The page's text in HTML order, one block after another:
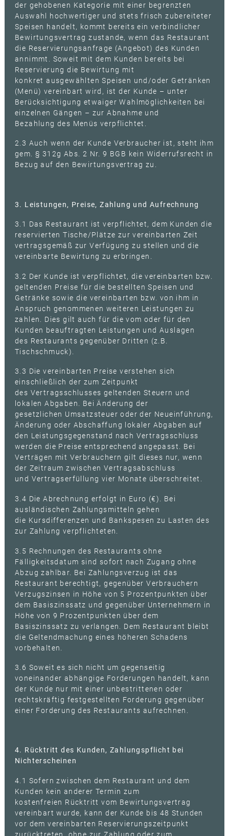
der gehobenen Kategorie mit einer begrenzten
Auswahl hochwertiger und stets frisch zubereiteter
Speisen handelt, kommt bereits ein verbindlicher
Bewirtungsvertrag zustande, wenn das Restaurant
die Reservierungsanfrage (Angebot) des Kunden
annimmt. Soweit mit dem Kunden bereits bei
Reservierung die Bewirtung mit
konkret ausgewählten Speisen und/oder Getränken
(Menü) vereinbart wird, ist der Kunde – unter
Berücksichtigung etwaiger Wahlmöglichkeiten bei
einzelnen Gängen – zur Abnahme und
Bezahlung des Menüs verpflichtet.
2.3 Auch wenn der Kunde Verbraucher ist, steht ihm
gem. § 312g Abs. 2 Nr. 9 BGB kein Widerrufsrecht in
Bezug auf den Bewirtungsvertrag zu.
3. Leistungen, Preise, Zahlung und Aufrechnung
3.1 Das Restaurant ist verpflichtet, dem Kunden die
reservierten Tische/Plätze zur vereinbarten Zeit
vertragsgemäß zur Verfügung zu stellen und die
vereinbarte Bewirtung zu erbringen.
3.2 Der Kunde ist verpflichtet, die vereinbarten bzw.
geltenden Preise für die bestellten Speisen und
Getränke sowie die vereinbarten bzw. von ihm in
Anspruch genommenen weiteren Leistungen zu
zahlen. Dies gilt auch für die vom oder für den
Kunden beauftragten Leistungen und Auslagen
des Restaurants gegenüber Dritten (z.B.
Tischschmuck).
3.3 Die vereinbarten Preise verstehen sich
einschließlich der zum Zeitpunkt
des Vertragsschlusses geltenden Steuern und
lokalen Abgaben. Bei Änderung der
gesetzlichen Umsatzsteuer oder der Neueinführung,
Änderung oder Abschaffung lokaler Abgaben auf
den Leistungsgegenstand nach Vertragsschluss
werden die Preise entsprechend angepasst. Bei
Verträgen mit Verbrauchern gilt dieses nur, wenn
der Zeitraum zwischen Vertragsabschluss
und Vertragserfüllung vier Monate überschreitet.
3.4 Die Abrechnung erfolgt in Euro (€). Bei
ausländischen Zahlungsmitteln gehen
die Kursdifferenzen und Bankspesen zu Lasten des
zur Zahlung verpflichteten.
3.5 Rechnungen des Restaurants ohne
Fälligkeitsdatum sind sofort nach Zugang ohne
Abzug zahlbar. Bei Zahlungsverzug ist das
Restaurant berechtigt, gegenüber Verbrauchern
Verzugszinsen in Höhe von 5 Prozentpunkten über
dem Basiszinssatz und gegenüber Unternehmern in
Höhe von 9 Prozentpunkten über dem
Basiszinssatz zu verlangen. Dem Restaurant bleibt
die Geltendmachung eines höheren Schadens
vorbehalten.
3.6 Soweit es sich nicht um gegenseitig
voneinander abhängige Forderungen handelt, kann
der Kunde nur mit einer unbestrittenen oder
rechtskräftig festgestellten Forderung gegenüber
einer Forderung des Restaurants aufrechnen.
4. Rücktritt des Kunden, Zahlungspflicht bei
Nichterscheinen
4.1 Sofern zwischen dem Restaurant und dem
Kunden kein anderer Termin zum
kostenfreien Rücktritt vom Bewirtungsvertrag
vereinbart wurde, kann der Kunde bis 48 Stunden
vor dem vereinbarten Reservierungszeitpunkt